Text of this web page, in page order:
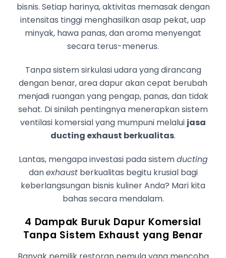
bisnis. Setiap harinya, aktivitas memasak dengan
intensitas tinggi menghasilkan asap pekat, uap
minyak, hawa panas, dan aroma menyengat
secara terus-menerus.
Tanpa sistem sirkulasi udara yang dirancang
dengan benar, area dapur akan cepat berubah
menjadi ruangan yang pengap, panas, dan tidak
sehat. Di sinilah pentingnya menerapkan sistem
ventilasi komersial yang mumpuni melalui jasa
ducting exhaust berkualitas.
Lantas, mengapa investasi pada sistemducting
danexhaustberkualitas begitu krusial bagi
keberlangsungan bisnis kuliner Anda? Mari kita
bahas secara mendalam.
4 Dampak Buruk Dapur Komersial
Tanpa Sistem Exhaust yang Benar